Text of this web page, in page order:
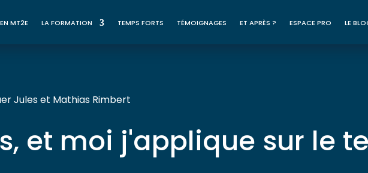
MT2E LA FORMATION TEMPS FORTS TÉMOIGNAGES ET APRÈS ? ESPACE PRO LE
Jules et Mathias Rimbert
et moi j'applique sur le